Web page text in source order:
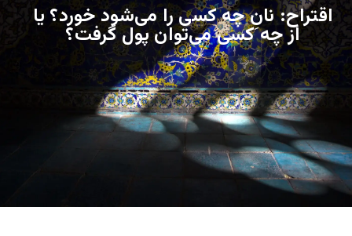
اقتراح: نانِ چه کسی را می‌شود خورد؟ یا
از چه کسی می‌توان پول گرفت؟